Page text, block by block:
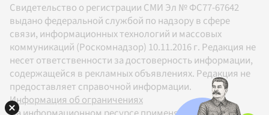
Свидетельство о регистрации СМИ Эл № ФС77-67642
выдано федеральной службой по надзору в сфере
связи, информационных технологий и массовых
коммуникаций (Роскомнадзор) 10.11.2016 г. Редакция не
несет ответственности за достоверность информации,
содержащейся в рекламных объявлениях. Редакция не
предоставляет справочной информации.
Информация об ограничениях